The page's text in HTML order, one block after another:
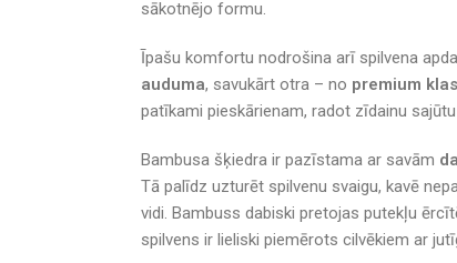
sākotnējo formu.
Īpašu komfortu nodrošina arī spilvena
auduma, savukārt otra – no premium
patīkami pieskārienam, radot zīdainu
Bambusa šķiedra ir pazīstama ar savām
Tā palīdz uzturēt spilvenu svaigu, kavē
vidi. Bambuss dabiski pretojas putekļu
spilvens ir lieliski piemērots cilvēkiem ar